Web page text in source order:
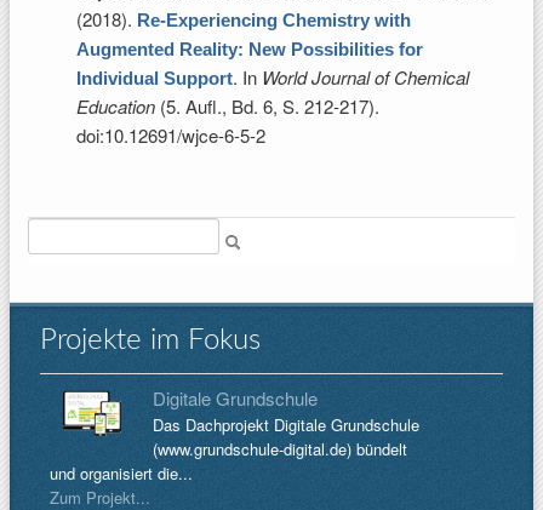
(2018). Re-Experiencing Chemistry with
Augmented Reality: New Possibilities for
Individual Support. In World Journal of Chemical
Education (5. Aufl., Bd. 6, S. 212-217).
doi:10.12691/wjce-6-5-2
Projekte im Fokus
Digitale Grundschule
Das Dachprojekt Digitale Grundschule
(www.grundschule-digital.de) bündelt
und organisiert die...
Zum Projekt...